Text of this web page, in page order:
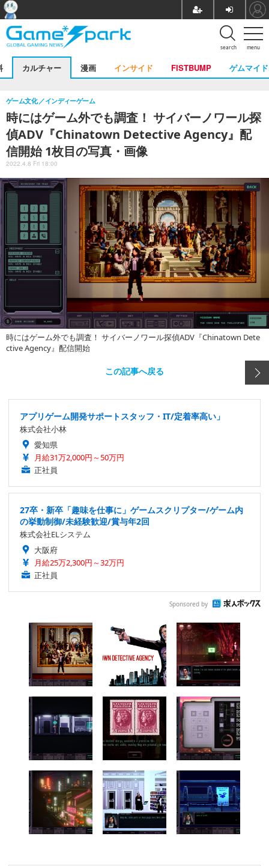
menu
search
カルチャー 漫画 インサイド FISTBUMP ゲムマイド
時にはゲーム外でも調査！ サイバーノワール探
偵ADV『Chinatown Detective Agency』配
信開始 1枚目の写真・画像
ゲーム文化 インディーゲーム
2022.4.8 Fri 18:00
時にはゲーム外でも調査！ サイバーノワール探偵ADV『Chinatown Dete
ctive Agency』配信開始
この記事へ戻る
アプリゲーム開発サポートスタッフ・IT/定着率高い」
株式会社小林
愛知県
月給31万2,000円～50万円
正社員
27卒・新卒「趣味を仕事に」ゲームスクリプター/ゲーム内
の挙動制御/未経験歓迎/賞与年2回
株式会社ELシステム
大阪府
月給25万2,300円～32万円
正社員
Sponsored by